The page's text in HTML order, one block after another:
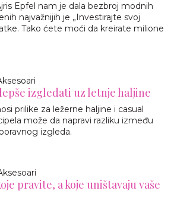
Epfel nam je dala bezbroj modnih
najvažnijih je „Investirajte svoj
Tako ćete moći da kreirate milione
izgledati uz letnje haljine
prilike za ležerne haljine i casual
može da napravi razliku između
izgleda.
pravite, a koje uništavaju vaše